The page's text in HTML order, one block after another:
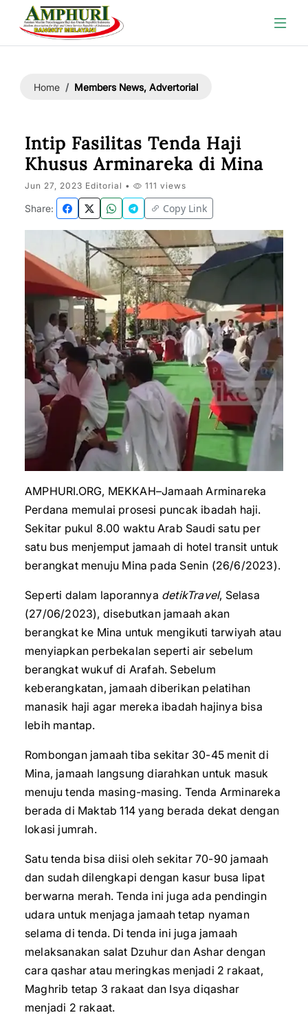
Home Members News, Advertorial
Intip Fasilitas Tenda Haji
Khusus Arminareka di Mina
Jun 27, 2023 Editorial • 111 views
Share: Copy Link
AMPHURI.ORG, MEKKAH–Jamaah Arminareka
Perdana memulai prosesi puncak ibadah haji.
Sekitar pukul 8.00 waktu Arab Saudi satu per
satu bus menjemput jamaah di hotel transit untuk
berangkat menuju Mina pada Senin (26/6/2023).
Seperti dalam laporannya detikTravel, Selasa
(27/06/2023), disebutkan jamaah akan
berangkat ke Mina untuk mengikuti tarwiyah atau
menyiapkan perbekalan seperti air sebelum
berangkat wukuf di Arafah. Sebelum
keberangkatan, jamaah diberikan pelatihan
manasik haji agar mereka ibadah hajinya bisa
lebih mantap.
Rombongan jamaah tiba sekitar 30-45 menit di
Mina, jamaah langsung diarahkan untuk masuk
menuju tenda masing-masing. Tenda Arminareka
berada di Maktab 114 yang berada dekat dengan
lokasi jumrah.
Satu tenda bisa diisi oleh sekitar 70-90 jamaah
dan sudah dilengkapi dengan kasur busa lipat
berwarna merah. Tenda ini juga ada pendingin
udara untuk menjaga jamaah tetap nyaman
selama di tenda. Di tenda ini juga jamaah
melaksanakan salat Dzuhur dan Ashar dengan
cara qashar atau meringkas menjadi 2 rakaat,
Maghrib tetap 3 rakaat dan Isya diqashar
menjadi 2 rakaat.